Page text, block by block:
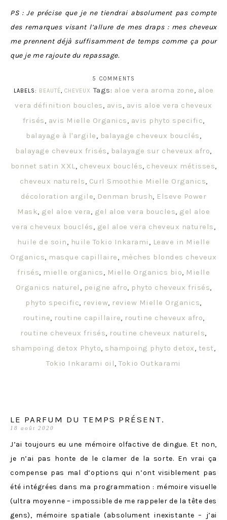
PS : Je précise que je ne tiendrai absolument pas compte
des remarques visant l’allure de mes draps : mes cheveux
me prennent déjà suffisamment de temps comme ça pour
que je me rajoute du repassage.
5 COMMENTS
LABELS: BEAUTÉ, CHEVEUX Tags: aloe vera aroma zone, aloe
vera définition boucles, avis, avis aloe vera cheveux
frisés, avis Mielle Organics, avis phyto specific,
balayage à l'argile, balayage cheveux bouclés,
balayage cheveux frisés, balayage sur cheveux afro,
bonnet satin XXL, cheveux bouclés, cheveux métisses,
cheveux naturels, Curl Smoothie Mielle Organics,
décoloration argile, Denman brush, Elseve Power
Mask, gel aloe vera, gel aloe vera boucles, gel aloe
vera cheveux bouclés, gel aloe vera cheveux naturels,
huile de soin, huile Tokio Inkarami , Leave in Mielle
Organics, masque capillaire, mèches blondes cheveux
frisés, mielle organics, Mielle Organics bio, Mielle
Organics naturel , peigne afro, phyto cheveux frisés,
phyto specific, review, review Mielle Organics,
routine, routine capillaire, routine cheveux afro,
routine cheveux frisés, routine cheveux naturels,
shampoing detox Phyto, shampoing phyto detox, test,
Tokio Inkarami oil,Tokio Outkarami
LE PARFUM DU TEMPS PRÉSENT.
18 août 2020
J’ai toujours eu une mémoire olfactive de dingue. Et non,
je n’ai pas honte de le clamer de la sorte. En vrai ça
compense pas mal d’options qui n’ont visiblement pas
été intégrées dans ma programmation : mémoire visuelle
(ultra moyenne – impossible de me rappeler de la tête des
gens), mémoire spatiale (absolument inexistante – j’ai